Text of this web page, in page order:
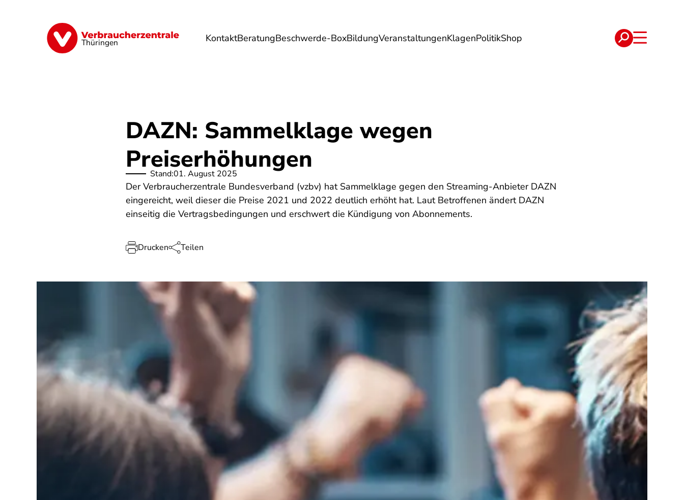
Thüringen KontaktBeratungBeschwerde-BoxBildungVeranstaltungenKlagenPolitikShop
Finanzen Digitales Lebensmittel Umwelt Gesundheit Energie Reise Verträge
DAZN: Sammelklage wegen
Preiserhöhungen
Stand:01. August 2025
Der Verbraucherzentrale Bundesverband (vzbv) hat Sammelklage gegen den Streaming-Anbieter DAZN
eingereicht, weil dieser die Preise 2021 und 2022 deutlich erhöht hat. Laut Betroffenen ändert DAZN
einseitig die Vertragsbedingungen und erschwert die Kündigung von Abonnements.
Drucken Teilen